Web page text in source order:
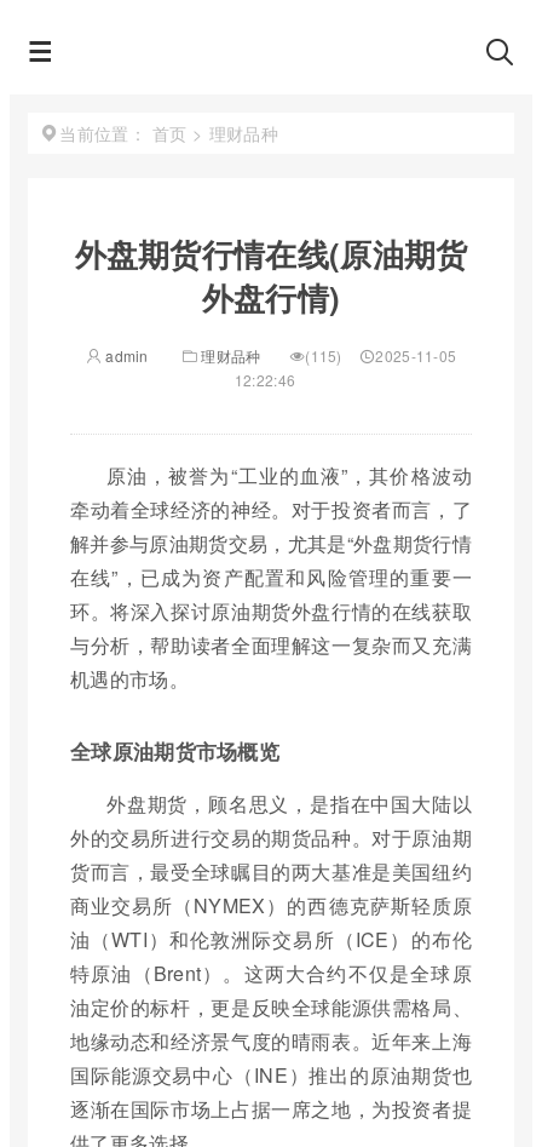
当前位置： 首页 > 理财品种
外盘期货行情在线(原油期货
外盘行情)
admin 理财品种 (115)
2025-11-05
12:22:46
原油，被誉为“工业的血液”，其价格波动
牵动着全球经济的神经。对于投资者而言，了
解并参与原油期货交易，尤其是“外盘期货行情
在线”，已成为资产配置和风险管理的重要一
环。将深入探讨原油期货外盘行情的在线获取
与分析，帮助读者全面理解这一复杂而又充满
机遇的市场。
全球原油期货市场概览
外盘期货，顾名思义，是指在中国大陆以
外的交易所进行交易的期货品种。对于原油期
货而言，最受全球瞩目的两大基准是美国纽约
商业交易所（NYMEX）的西德克萨斯轻质原
油（WTI）和伦敦洲际交易所（ICE）的布伦
特原油（Brent）。这两大合约不仅是全球原
油定价的标杆，更是反映全球能源供需格局、
地缘动态和经济景气度的晴雨表。近年来上海
国际能源交易中心（INE）推出的原油期货也
逐渐在国际市场上占据一席之地，为投资者提